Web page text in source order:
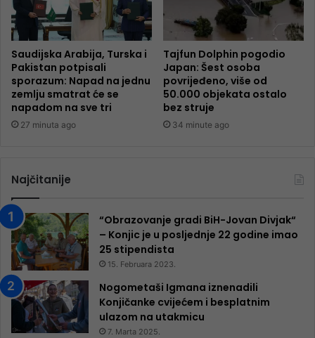
Saudijska Arabija, Turska i
Pakistan potpisali
sporazum: Napad na jednu
zemlju smatrat će se
napadom na sve tri
27 minuta ago
Tajfun Dolphin pogodio
Japan: Šest osoba
povrijeđeno, više od
50.000 objekata ostalo
bez struje
34 minute ago
Najčitanije
“Obrazovanje gradi BiH-Jovan Divjak“
– Konjic je u posljednje 22 godine imao
25 ​​stipendista
15. Februara 2023.
Nogometaši Igmana iznenadili
Konjičanke cvijećem i besplatnim
ulazom na utakmicu
7. Marta 2025.